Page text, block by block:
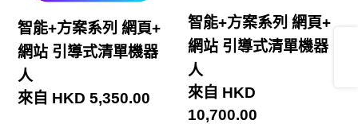
頁
+
網
站
智能+方案系列 網頁+
網站 引導式清單機器
人
定
來自 HKD 5,350.00
網
頁
+
網
站
智能+方案系列 網頁+
網站 引導式清單機器
人
定
價
來自 HKD
10,700.00